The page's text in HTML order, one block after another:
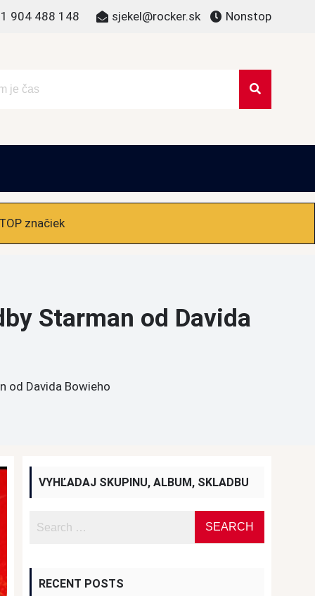
904 488 148 sjekel@rocker.sk Nonstop
značiek
Starman od Davida
od Davida Bowieho
VYHĽADAJ SKUPINU, ALBUM, SKLADBU
RECENT POSTS